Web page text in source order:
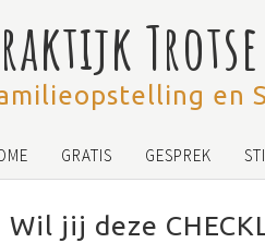
Trotse
en
GRATIS GESPREK
Wil jij deze